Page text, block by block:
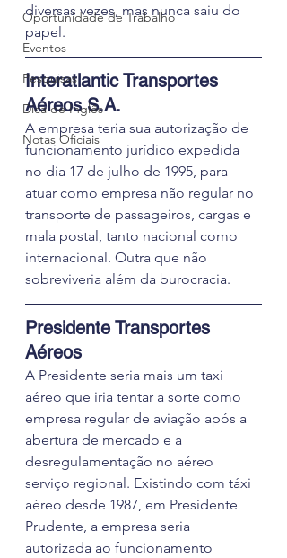
Oportunidade de Trabalho
Eventos
Pesquisas
Dica de Inglês
Notas Oficiais
diversas vezes, mas nunca saiu do
papel.
Interatlantic Transportes
Aéreos S.A.
A empresa teria sua autorização de
funcionamento jurídico expedida
no dia 17 de julho de 1995, para
atuar como empresa não regular no
transporte de passageiros, cargas e
mala postal, tanto nacional como
internacional. Outra que não
sobreviveria além da burocracia.
Presidente Transportes
Aéreos
A Presidente seria mais um taxi
aéreo que iria tentar a sorte como
empresa regular de aviação após a
abertura de mercado e a
desregulamentação no aéreo
serviço regional. Existindo com táxi
aéreo desde 1987, em Presidente
Prudente, a empresa seria
autorizada ao funcionamento